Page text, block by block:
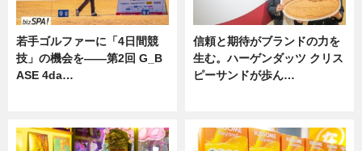
若手ゴルファーに「4日間競
技」の機会を——第2回 G_B
ASE 4da…
信頼と期待がブランドの力を
生む。ハーゲンダッツ クリス
ピーサンドが歩ん…